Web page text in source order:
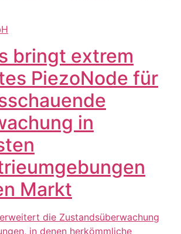
bringt extrem
PiezoNode für
in
Markt
die Zustandsüberwachung
in denen herkömmliche